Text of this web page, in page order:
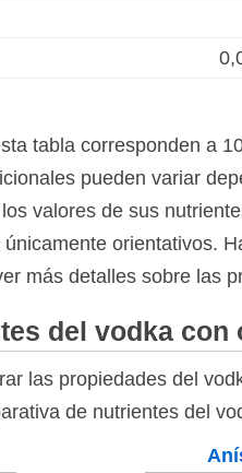
tabla corresponden a
pueden variar
valores de sus
orientativos.
más detalles sobre las
del vodka con
las propiedades del
de nutrientes del